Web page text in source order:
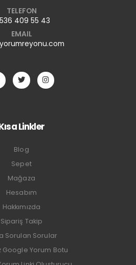
TELEFON
409 55 43
EMAIL
Linkler
Blog
Sepet
Mağaza
Hesabım
Hakkımızda
Sipariş Takip
Sorulan Sorular
Google Yorum Botu